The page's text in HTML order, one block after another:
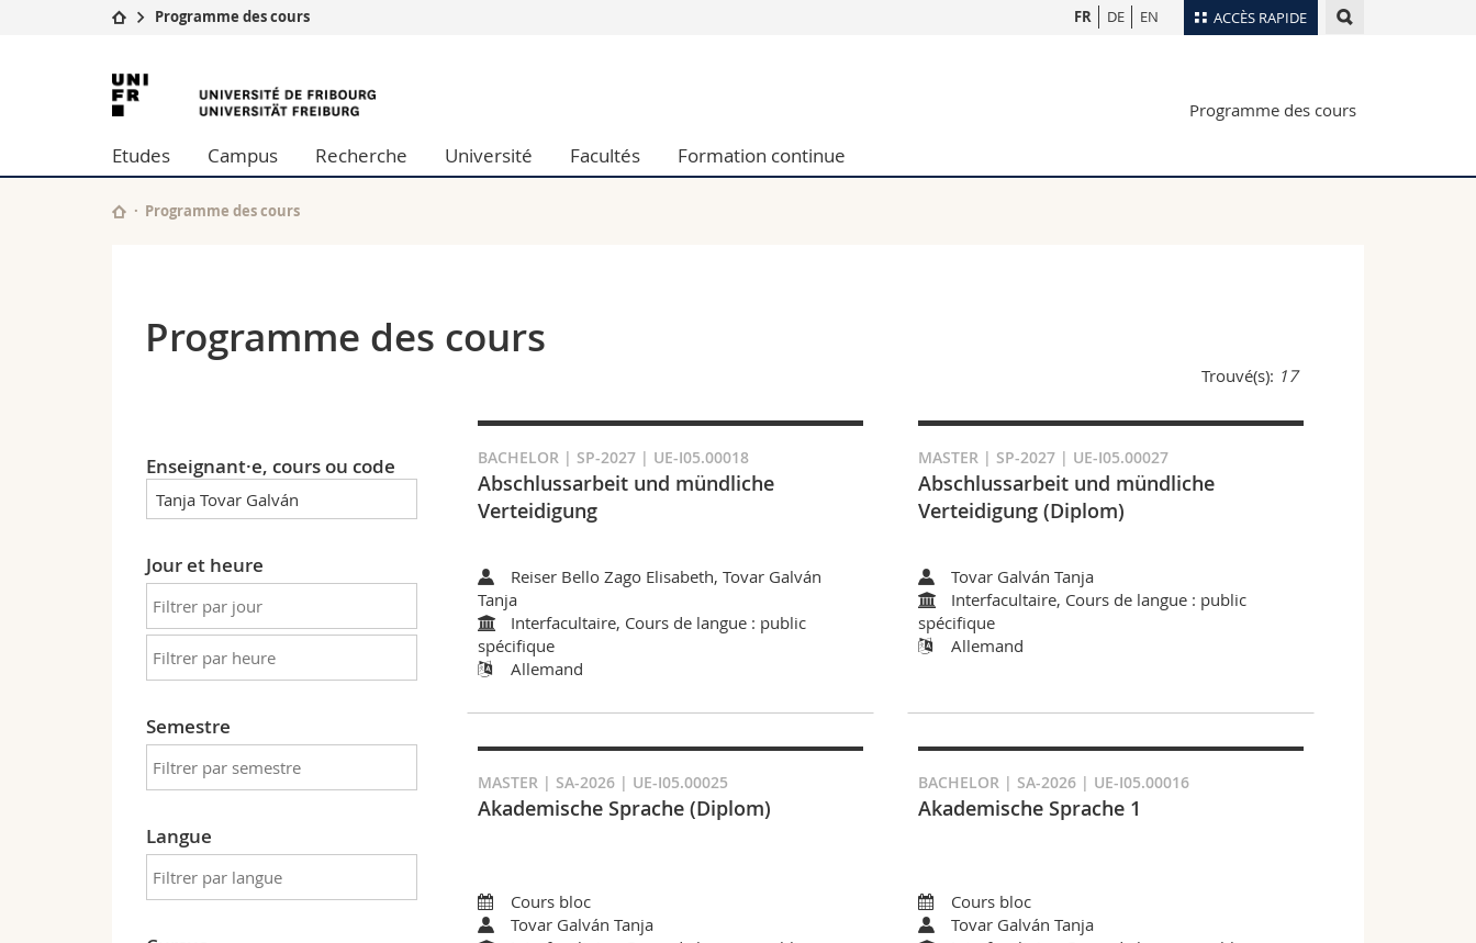
ACCÈS RAPIDE
Université
Recherche
Université
Formation continue
Sciences économiques et sociales et management
Lettres et sciences humaines
Chercheurs
Plan d'accès
Webmail
FR DE EN
Programme des cours
Université
de
Fribourg
Programme des cours
Etudes Campus Recherche Université Facultés Formation continue
Programme des cours
Programme des cours
Trouvé(s): 17
Enseignant·e, cours ou code
Jour et heure
Semestre
Langue
BACHELOR | SP-2027 | UE-I05.00018
Abschlussarbeit und mündliche
Verteidigung
Reiser Bello Zago Elisabeth, Tovar Galván
Tanja
Interfacultaire, Cours de langue : public
spécifique
Allemand
MASTER | SP-2027 | UE-I05.00027
Abschlussarbeit und mündliche
Verteidigung (Diplom)
Tovar Galván Tanja
Interfacultaire, Cours de langue : public
spécifique
Allemand
MASTER | SA-2026 | UE-I05.00025
Akademische Sprache (Diplom)
Cours bloc
Tovar Galván Tanja
BACHELOR | SA-2026 | UE-I05.00016
Akademische Sprache 1
Cours bloc
Tovar Galván Tanja